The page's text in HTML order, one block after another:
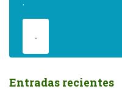
.
Entradas recientes